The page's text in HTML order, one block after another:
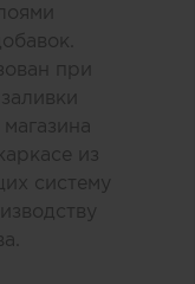
при
из
систему